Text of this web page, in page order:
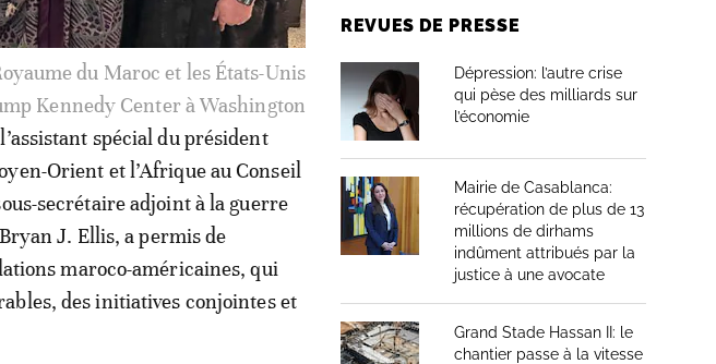
du Maroc et les États-Unis
Kennedy Center à Washington
spécial du président
Orient et l’Afrique au Conseil
secrétaire adjoint à la guerre
J. Ellis, a permis de
maroco-américaines, qui
des initiatives conjointes et
REVUES DE PRESSE
Dépression: l’autre crise
qui pèse des milliards sur
l’économie
Mairie de Casablanca:
récupération de plus de 13
millions de dirhams
indûment attribués par la
justice à une avocate
Grand Stade Hassan II: le
chantier passe à la vitesse